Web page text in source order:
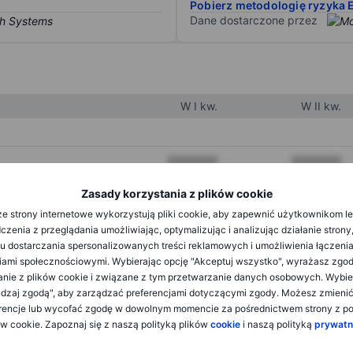
Zasady korzystania z plików cookie
strony internetowe wykorzystują pliki cookie, aby zapewnić użytkownikom
z przeglądania umożliwiając, optymalizując i analizując działanie
dostarczania spersonalizowanych treści reklamowych i umożliwienia
społecznościowymi. Wybierając opcję "Akceptuj wszystko", wyrażasz
z plików cookie i związane z tym przetwarzanie danych osobowych.
zgodą", aby zarządzać preferencjami dotyczącymi zgody. Możesz
lub wycofać zgodę w dowolnym momencie za pośrednictwem strony z
cookie. Zapoznaj się z naszą polityką plików cookie i naszą polityką
Pobierz metodologię ryzyka
Dane dostarczone przez
W I kw. W II kw.
XXXXXXX XXXXXXX
XXXXXXX
XXXXXXX XXXXXXX
XXXXXXX XXXXXXX
XXXXXXX